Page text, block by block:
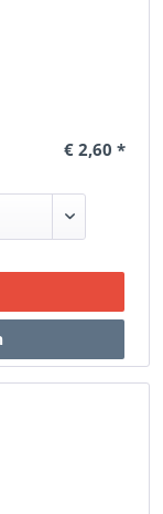
€ 2,60 *